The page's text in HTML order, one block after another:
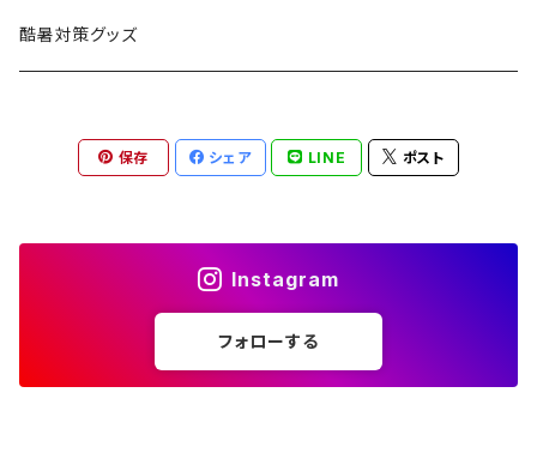
BEDROCK SANDALS
BROOKLYN WORKS
クッキングギア
カトラリー
ヘッドライト／ランタン
アクセサリー
アクセサリー
LEDライト
焚火台
七輪、グリル
暖房器具
ガスストーブ
湯たんぽ
斧、鉈
クッキングギア
バーナー／ストーブ
カトラリー
コンテナ、ギアケース
ヘッドギア
フットウェア
アクセサリー
アウトレット
酷暑対策グッズ
保存 シェア LINE ポスト
Instagram
フォローする